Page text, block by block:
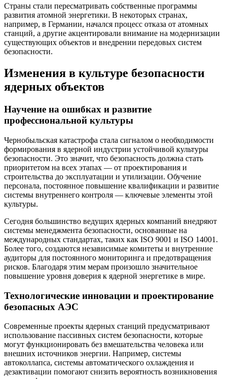
Страны стали пересматривать собственные программы
развития атомной энергетики. В некоторых странах,
например, в Германии, начался процесс отказа от атомных
станций, а другие акцентировали внимание на модернизации
существующих объектов и внедрении передовых систем
безопасности.
Изменения в культуре безопасности
ядерных объектов
Научение на ошибках и развитие
профессиональной культуры
Чернобыльская катастрофа стала сигналом о необходимости
формирования в ядерной индустрии устойчивой культуры
безопасности. Это значит, что безопасность должна стать
приоритетом на всех этапах — от проектирования и
строительства до эксплуатации и утилизации. Обучение
персонала, постоянное повышение квалификации и развитие
системы внутреннего контроля — ключевые элементы этой
культуры.
Сегодня большинство ведущих ядерных компаний внедряют
системы менеджмента безопасности, основанные на
международных стандартах, таких как ISO 9001 и ISO 14001.
Более того, создаются независимые комитеты и внутренние
аудиторы для постоянного мониторинга и предотвращения
рисков. Благодаря этим мерам произошло значительное
повышение уровня доверия к ядерной энергетике в мире.
Технологические инновации и проектирование
безопасных АЭС
Современные проекты ядерных станций предусматривают
использование пассивных систем безопасности, которые
могут функционировать без вмешательства человека или
внешних источников энергии. Например, системы
автоколлапса, системы автоматического охлаждения и
дезактивации помогают снизить вероятность возникновения